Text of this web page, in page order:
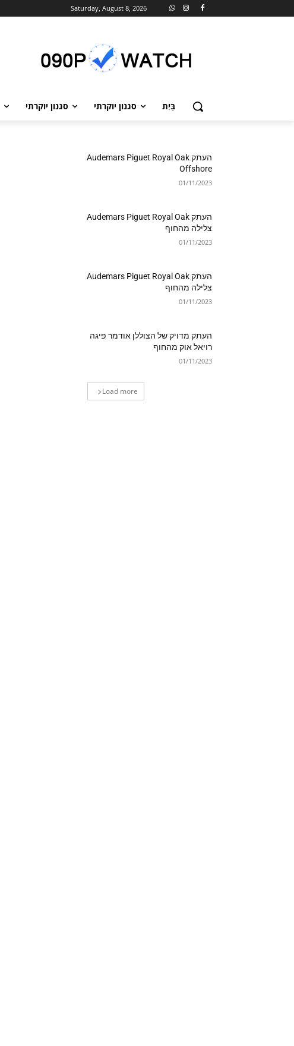
Saturday, August 8, 2026
בַּיִת סגנון יוקרתי סגנון יוקרתי
העתק Audemars Piguet Royal Oak
Offshore
01/11/2023
העתק Audemars Piguet Royal Oak
צלילה מהחוף
01/11/2023
העתק Audemars Piguet Royal Oak
צלילה מהחוף
01/11/2023
העתק מדויק של הצוללן אודמר פיגה
רויאל אוק מהחוף
01/11/2023
Load more